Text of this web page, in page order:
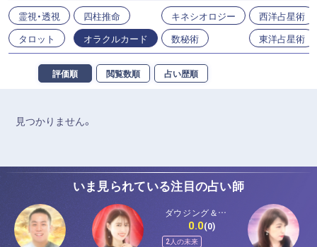
霊視・透視
タロット
四柱推命
オラクルカード
キネシオロジー
数秘術
西洋占星術
東洋占星術
評価順 閲覧数順 占い歴順
見つかりません。
いま見られている注目の占い師
ダウジング＆ス
ピリットメンタ
ー佐和
0.0(0)
2人の未来